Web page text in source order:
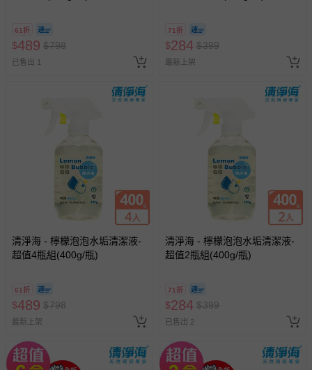
61折
$489 $798
已售出 1
71折
$284 $399
最新上架
清淨海 - 檸檬泡泡水垢清潔液-
超值4瓶組(400g/瓶)
61折
$489 $798
最新上架
清淨海 - 檸檬泡泡水垢清潔液-
超值2瓶組(400g/瓶)
71折
$284 $399
已售出 2